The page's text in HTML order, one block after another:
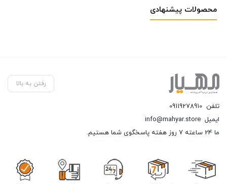
محصولات پیشنهادی
رفتن به بالا
تلفن 09119278910
ایمیل info@mahyar.store
ما 24 ساعته 7 روز هفته پاسخگوی شما هستیم.